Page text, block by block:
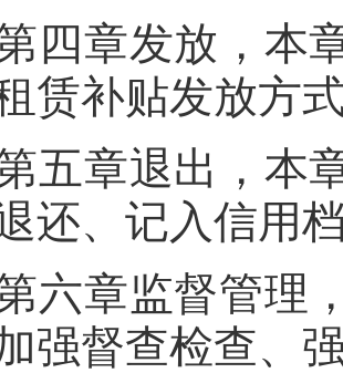
章发放，本章
赁补贴发放方
章退出，本章
还、记入信用
章监督管理，
强督查检查、